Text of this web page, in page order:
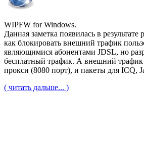
WIPFW for Windows.
Данная заметка появилась в
как блокировать внешний трафик
являющимися абонентами JDSL, но
бесплатный трафик. А внешний трафик
прокси (8080 порт), и пакеты для ICQ,
( читать дальше... )